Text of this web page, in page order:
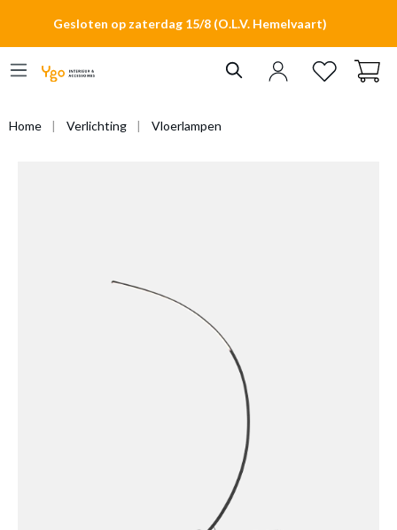
Gesloten op zaterdag 15/8 (O.L.V. Hemelvaart)
Home Verlichting Vloerlampen